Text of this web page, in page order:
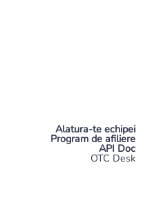
Alatura-te echipei
Program de afiliere
API Doc
OTC Desk